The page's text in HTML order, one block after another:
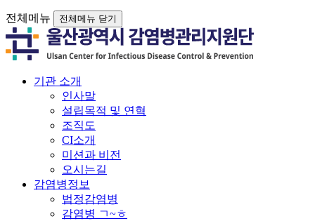
전체메뉴 전체메뉴 닫기
기관 소개
인사말
설립목적 및 연혁
조직도
CI소개
미션과 비전
오시는길
감염병정보
법정감염병
감염병 ㄱ~ㅎ